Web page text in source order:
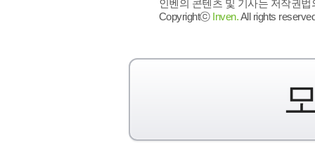
인벤의 콘텐츠 및 기사는 저작권
Copyrightⓒ Inven.All rights